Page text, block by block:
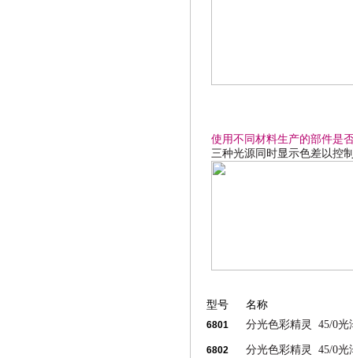
使用不同材料生产的部件是
三种光源同时显示色差以控
型号 名称
6801 分光色彩精灵 45/0光
6802 分光色彩精灵 45/0光